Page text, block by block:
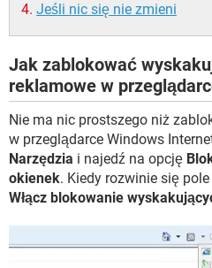
Jeśli nic się nie zmieni
Jak zablokować
reklamowe w
Nie ma nic prostszego niż
w przeglądarce Windows
Narzędzia i najedź na opcję
okienek. Kiedy rozwinie się
Włącz blokowanie